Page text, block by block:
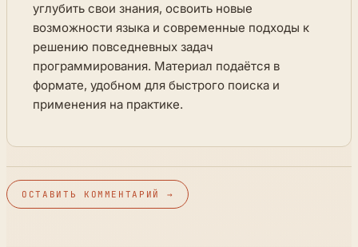
углубить свои знания, освоить новые
возможности языка и современные подходы к
решению повседневных задач
программирования. Материал подаётся в
формате, удобном для быстрого поиска и
применения на практике.
ОСТАВИТЬ КОММЕНТАРИЙ →